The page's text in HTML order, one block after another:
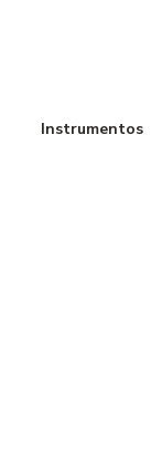
Instrumentos